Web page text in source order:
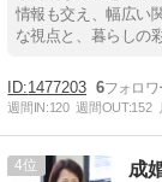
情報も交え、幅広い
な視点と、暮らしの
1477203 6
週間IN:120 週間OUT:152
4